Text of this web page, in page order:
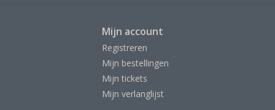
Mijn account
Registreren
Mijn bestellingen
Mijn tickets
Mijn verlanglijst